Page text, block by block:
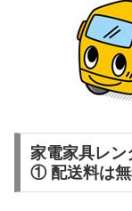
家電家具レン
① 配送料は無